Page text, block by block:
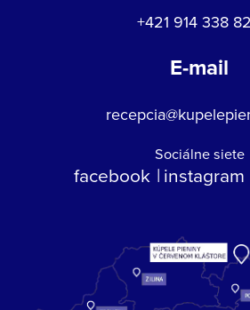
+421 914 338
E-mail
Sociálne siete
facebook instagram